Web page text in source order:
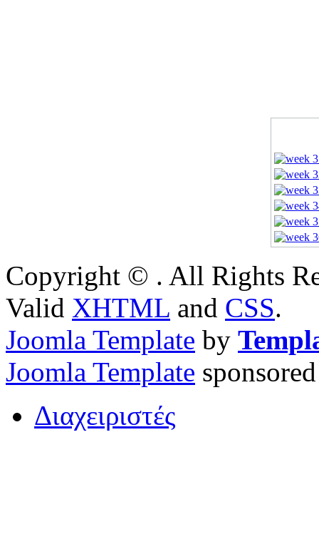
Copyright © . All Rights
Valid XHTML and CSS.
Joomla Template by
Joomla Template
Διαχειριστές